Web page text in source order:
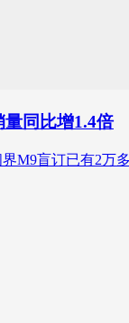
同比增1.4倍
M9盲订已有2万